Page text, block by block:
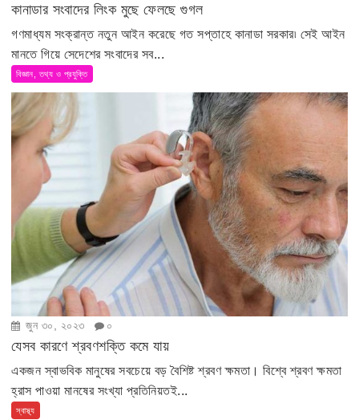
কানাডার সংবাদের লিংক মুছে ফেলছে গুগল
গণমাধ্যম সংক্রান্ত নতুন আইন করেছে গত সপ্তাহে কানাডা সরকার৷ সেই আইন
মানতে গিয়ে সেদেশের সংবাদের সব...
বিজ্ঞান, তথ্য ও প্রযুক্তি
জুন ৩০, ২০২৩ ০
যেসব কারণে শ্রবণশক্তি কমে যায়
একজন স্বাভবিক মানুষের সবচেয়ে বড় বৈশিষ্ট শ্রবণ ক্ষমতা। বিশ্বে শ্রবণ ক্ষমতা
হ্রাস পাওয়া মানষের সংখ্যা প্রতিনিয়তই...
স্বাস্থ্য